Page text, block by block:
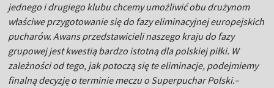
jednego i drugiego klubu chcemy umożliwić obu drużynom
właściwe przygotowanie się do fazy eliminacyjnej europejskich
pucharów. Awans przedstawicieli naszego kraju do fazy
grupowej jest kwestią bardzo istotną dla polskiej piłki. W
zależności od tego, jak potoczą się te eliminacje, podejmiemy
finalną decyzję o terminie meczu o Superpuchar Polski.–